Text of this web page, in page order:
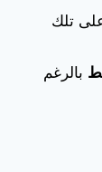
تلك
بالرغم